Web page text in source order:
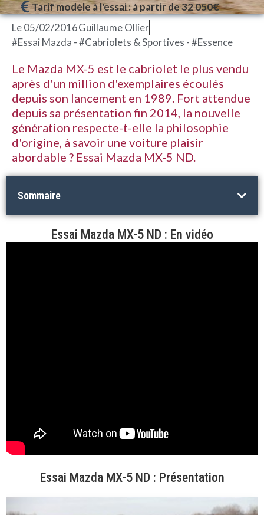
Tarif modèle à l'essai : à partir de 32 050€
Le05/02/2016Guillaume Ollier
#Essai Mazda - #Cabriolets & Sportives - #Essence
Le Mazda MX-5 est le cabriolet le plus vendu
après d'un million d'exemplaires écoulés
depuis son lancement en 1989. Fort attendue
depuis sa présentation fin 2014, la nouvelle
génération respecte-t-elle la philosophie
d'origine, à savoir une voiture plaisir
abordable ? Essai Mazda MX-5 ND.
Sommaire
Essai Mazda MX-5 ND : En vidéo
Essai Mazda MX-5 ND : Présentation